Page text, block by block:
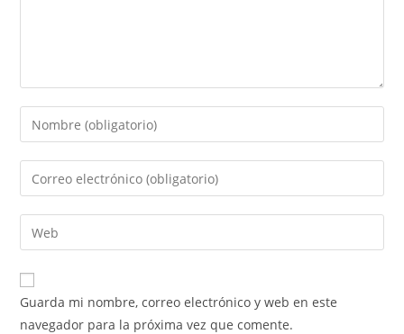
Guarda mi nombre, correo electrónico y web en este
navegador para la próxima vez que comente.